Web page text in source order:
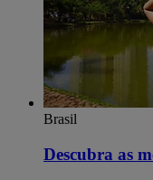
Brasil
Descubra as